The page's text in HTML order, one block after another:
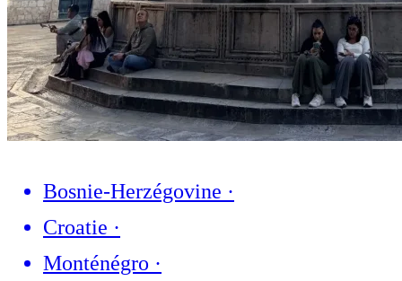
Bosnie-Herzégovine ·
Croatie ·
Monténégro ·